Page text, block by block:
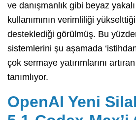
ve danışmanlık gibi beyaz
kullanımının verimliliği
desteklediği görülmüş. Bu
sistemlerini şu aşamada
çok sermaye yatırımlarını
tanımlıyor.
OpenAI Yeni